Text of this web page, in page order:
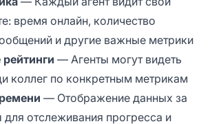
время онлайн, количество
и другие важные метрики
— Агенты могут видеть
коллег по конкретным метрикам
— Отображение данных за
отслеживания прогресса и